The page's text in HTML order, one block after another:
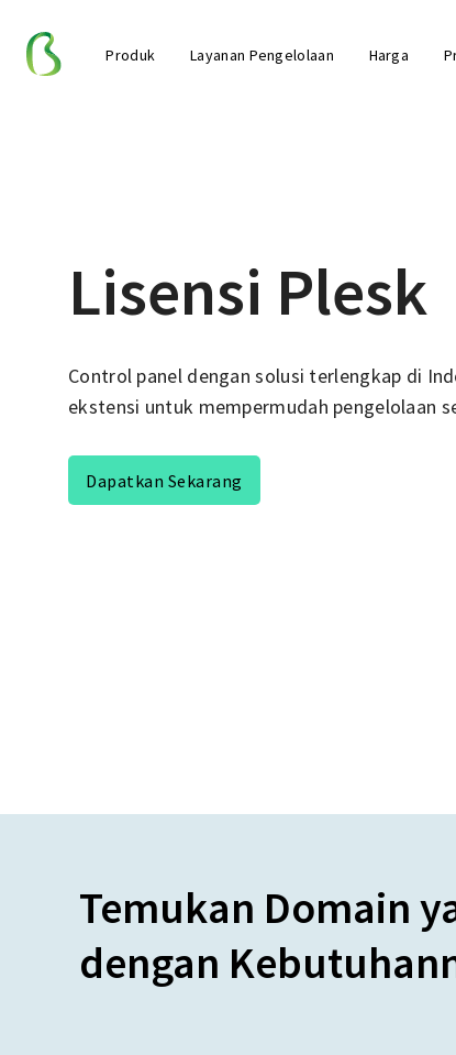
Produk Layanan Pengelolaan Harga
Lisensi Plesk
Control panel dengan solusi terlengkap di
ekstensi untuk mempermudah pengelolaan
Dapatkan Sekarang
Temukan Domain
dengan